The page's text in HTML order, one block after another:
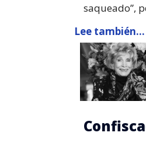
saqueado”,
Lee también...